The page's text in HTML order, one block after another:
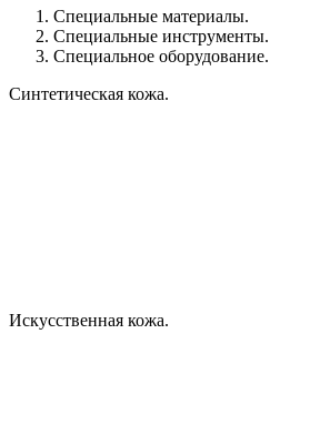
Специальные материалы.
Специальные инструменты.
Специальное оборудование.
Синтетическая кожа.
Искусственная кожа.